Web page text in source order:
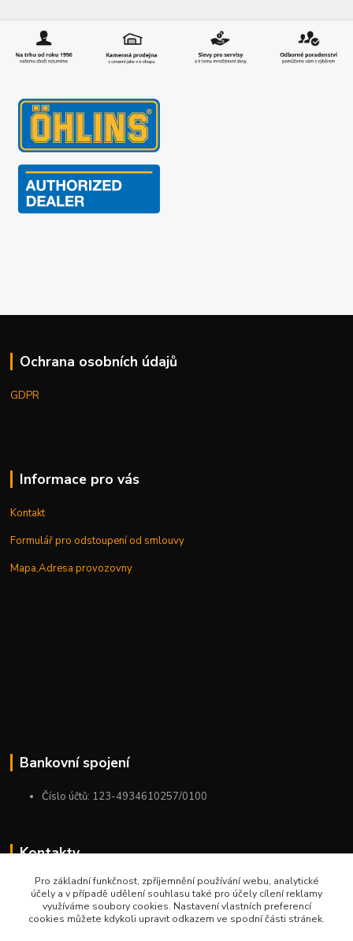
Ochrana osobních údajů
GDPR
Informace pro vás
Kontakt
Formulář pro odstoupení od smlouvy
Mapa,Adresa provozovny
Bankovní spojení
Číslo účtů: 123-4934610257/0100
Kontakty
+420 775 954 963
9:00-12:00-13:00-16:00
Pro základní funkčnost, zpříjemnění používání webu, analytické
účely a v případě udělení souhlasu také pro účely cílení reklamy
využíváme soubory cookies. Nastavení vlastních preferencí
cookies můžete kdykoli upravit odkazem ve spodní části stránek.